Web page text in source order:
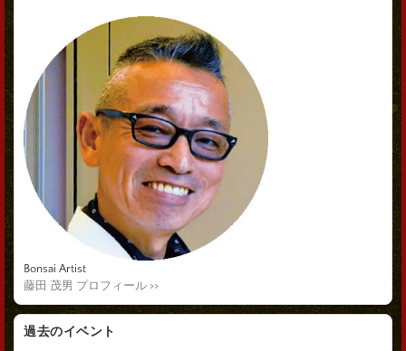
Bonsai Artist
藤田 茂男 プロフィール >>
過去のイベント